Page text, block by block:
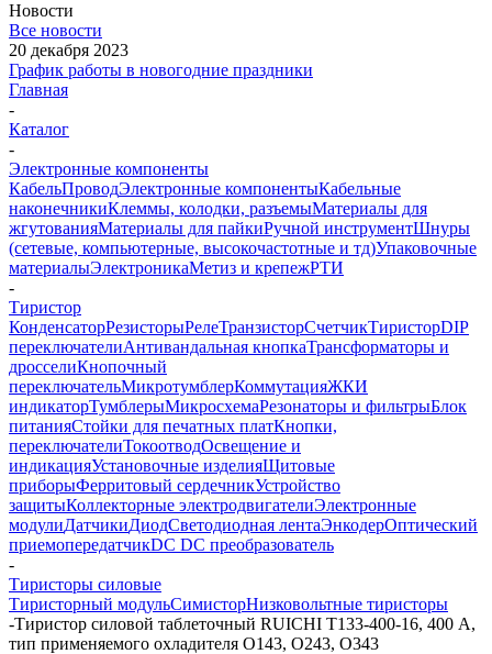
Новости
Все новости
20 декабря 2023
График работы в новогодние праздники
Главная
-
Каталог
-
Электронные компоненты
КабельПроводЭлектронные компонентыКабельные
наконечникиКлеммы, колодки, разъемыМатериалы для
жгутованияМатериалы для пайкиРучной инструментШнуры
(сетевые, компьютерные, высокочастотные и тд)Упаковочные
материалыЭлектроникаМетиз и крепежРТИ
-
Тиристор
КонденсаторРезисторыРелеТранзисторСчетчикТиристорDIP
переключателиАнтивандальная кнопкаТрансформаторы и
дросселиКнопочный
переключательМикротумблерКоммутацияЖКИ
индикаторТумблерыМикросхемаРезонаторы и фильтрыБлок
питанияСтойки для печатных платКнопки,
переключателиТокоотводОсвещение и
индикацияУстановочные изделияЩитовые
приборыФерритовый сердечникУстройство
защитыКоллекторные электродвигателиЭлектронные
модулиДатчикиДиодСветодиодная лентаЭнкодерОптический
приемопередатчикDC DC преобразователь
-
Тиристоры силовые
Тиристорный модульСимисторНизковольтные тиристоры
-Тиристор силовой таблеточный RUICHI Т133-400-16, 400 А,
тип применяемого охладителя О143, О243, О343